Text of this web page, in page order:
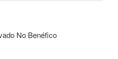
No Benéfico